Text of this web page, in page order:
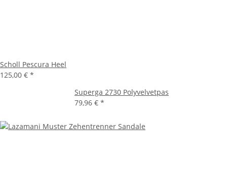
Scholl Pescura Heel
125,00 € *
Superga 2730 Polyvelvetpas
79,96 € *